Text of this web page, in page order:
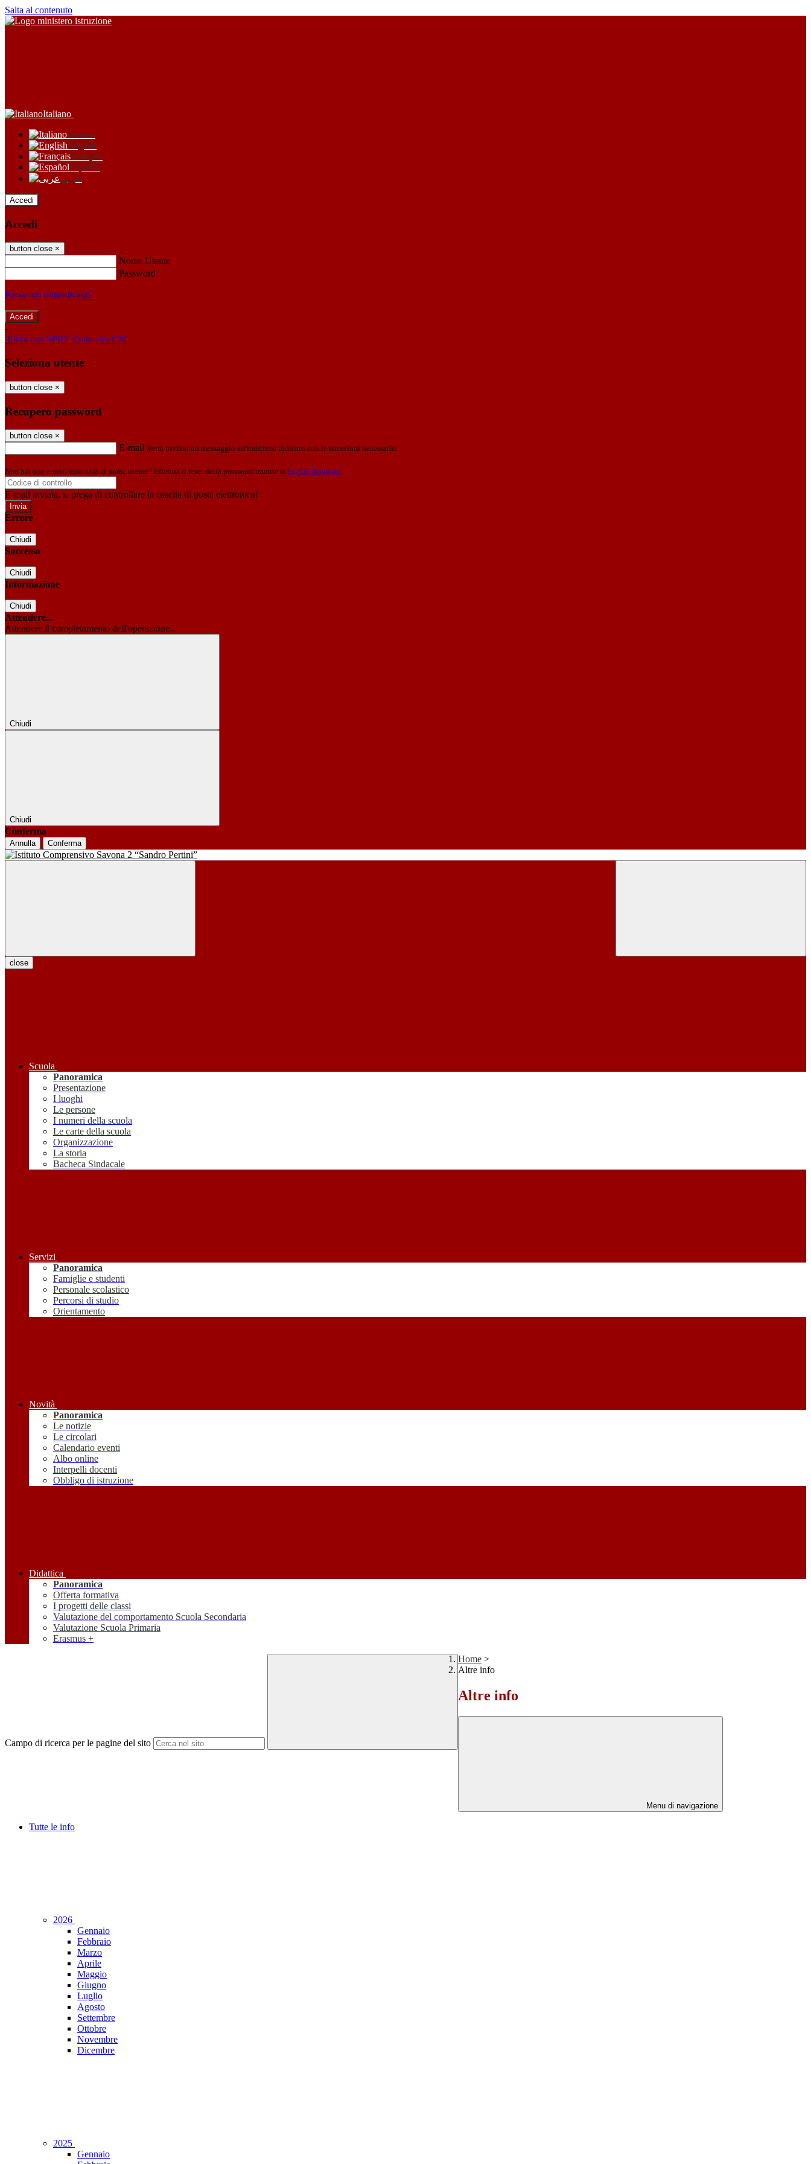
Salta al contenuto
Italiano
Italiano
English
Français
Español
عربى
Accedi
Accedi
button close ×
Nome Utente
Password
Password dimenticata?
-
Entra con SPID Entra con CIE
Seleziona utente
button close ×
Recupero password
button close ×
E-mail Verrà inviato un messaggio all'indirizzo indicato con le istruzioni necessarie.
Non hai una e-mail associata al nome utente? Effettua il reset della password tramite la Login Spaggiari
E-mail inviata, si prega di controllare la casella di posta elettronica!
Errore
Chiudi
Successo
Chiudi
Informazione
Chiudi
Attendere...
Attendere il completamento dell'operazione...
Chiudi
Chiudi
Conferma
Annulla Conferma
close
Scuola
Panoramica
Presentazione
I luoghi
Le persone
I numeri della scuola
Le carte della scuola
Organizzazione
La storia
Bacheca Sindacale
Servizi
Panoramica
Famiglie e studenti
Personale scolastico
Percorsi di studio
Orientamento
Novità
Panoramica
Le notizie
Le circolari
Calendario eventi
Albo online
Interpelli docenti
Obbligo di istruzione
Didattica
Panoramica
Offerta formativa
I progetti delle classi
Valutazione del comportamento Scuola Secondaria
Valutazione Scuola Primaria
Erasmus +
Campo di ricerca per le pagine del sito
Home >
Altre info
Altre info
Menu di navigazione
Tutte le info
2026
Gennaio
Febbraio
Marzo
Aprile
Maggio
Giugno
Luglio
Agosto
Settembre
Ottobre
Novembre
Dicembre
2025
Gennaio